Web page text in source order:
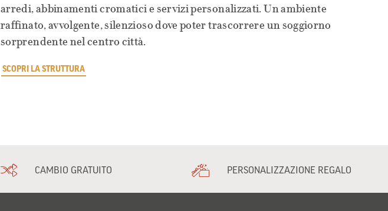
arredi, abbinamenti cromatici e servizi personalizzati. Un ambiente
raffinato, avvolgente, silenzioso dove poter trascorrere un soggiorno
sorprendente nel centro città.
SCOPRI LA STRUTTURA
CAMBIO GRATUITO PERSONALIZZAZIONE REGALO